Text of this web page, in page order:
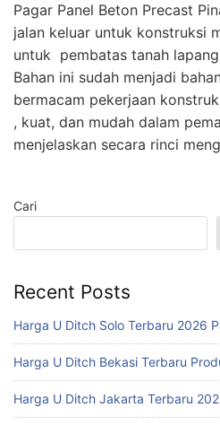
Pagar Panel Beton Precast
jalan keluar untuk konstruksi
untuk pembatas tanah
Bahan ini sudah menjadi
bermacam pekerjaan
, kuat, dan mudah dalam
menjelaskan secara rinci
Cari
Recent Posts
Harga U Ditch Solo Terbaru 2026
Harga U Ditch Bekasi Terbaru
Harga U Ditch Jakarta Terbaru